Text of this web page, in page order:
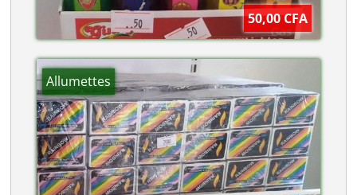
50,00 CFA
Allumettes